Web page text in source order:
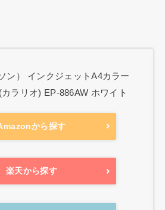
ン） インクジェットA4カラー
ラリオ) EP-886AW ホワイト
から探す
楽天から探す